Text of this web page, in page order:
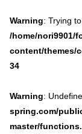
Warning: Trying
/home/nori9901/
content/themes/
34
Warning:
spring.com/
master/